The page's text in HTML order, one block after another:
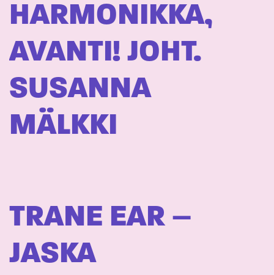
HARMONIKKA,
AVANTI! JOHT.
SUSANNA
MÄLKKI
TRANE EAR –
JASKA